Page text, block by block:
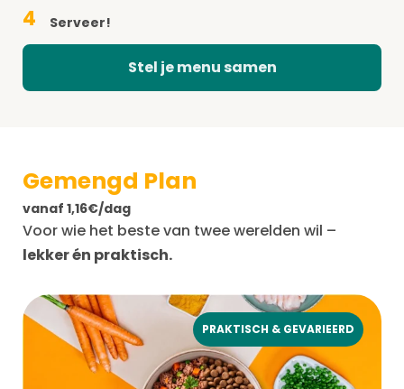
4 Serveer!
Stel je menu samen
Gemengd Plan
vanaf 1,16€/dag
Voor wie het beste van twee werelden wil –
lekker én praktisch.
PRAKTISCH & GEVARIEERD